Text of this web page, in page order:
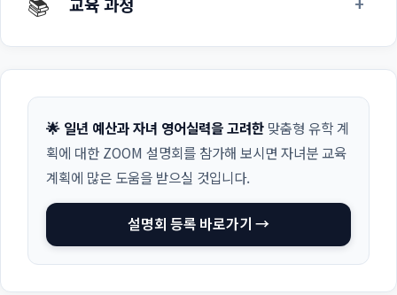
🌟 일년 예산과 자녀 영어실력을 고려한 맞춤형 유학 계
획에 대한 ZOOM 설명회를 참가해 보시면 자녀분 교육
계획에 많은 도움을 받으실 것입니다.
설명회 등록 바로가기 →